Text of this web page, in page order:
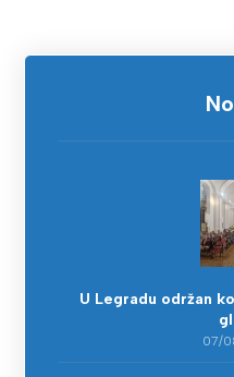
U Legradu održan
07/